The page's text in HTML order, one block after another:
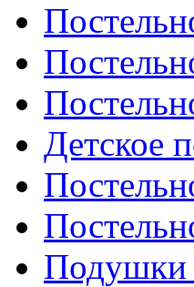
Детское
Подушки